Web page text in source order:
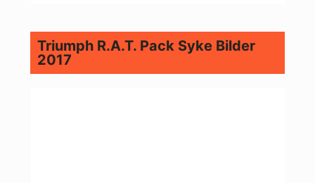
Triumph R.A.T. Pack Syke Bilder
2017